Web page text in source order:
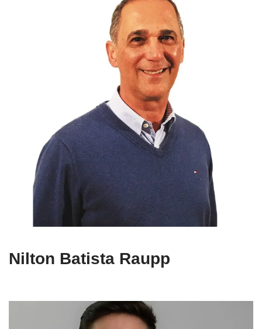
Nilton Batista Raupp